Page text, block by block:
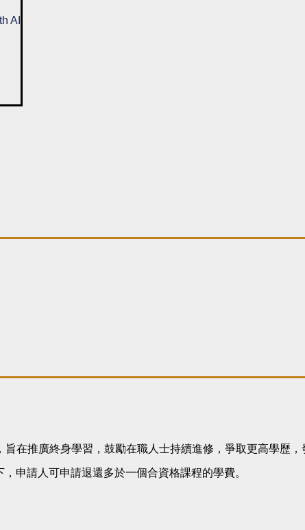
AI
在推廣終身學習，鼓勵在職人士持續進修，爭取更高學歷，
，申請人可申請退還多於一個合資格課程的學費。